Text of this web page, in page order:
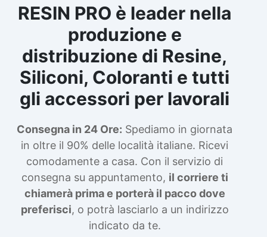
RESIN PRO è leader nella
produzione e
distribuzione di Resine,
Siliconi, Coloranti e tutti
gli accessori per lavorali
Consegna in 24 Ore: Spediamo in giornata
in oltre il 90% delle località italiane. Ricevi
comodamente a casa. Con il servizio di
consegna su appuntamento, il corriere ti
chiamerà prima e porterà il pacco dove
preferisci, o potrà lasciarlo a un indirizzo
indicato da te.